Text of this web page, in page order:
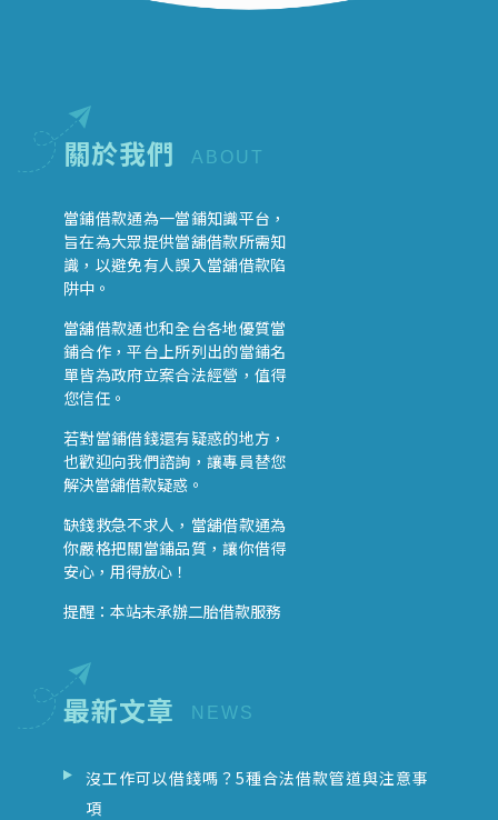
關於我們 ABOUT
當鋪借款通為一當鋪知識平台，
旨在為大眾提供當舖借款所需知
識，以避免有人誤入當舖借款陷
阱中。
當舖借款通也和全台各地優質當
鋪合作，平台上所列出的當鋪名
單皆為政府立案合法經營，值得
您信任。
若對當鋪借錢還有疑惑的地方，
也歡迎向我們諮詢，讓專員替您
解決當舖借款疑惑。
缺錢救急不求人，當舖借款通為
你嚴格把關當鋪品質，讓你借得
安心，用得放心！
提醒：本站未承辦二胎借款服務
最新文章
沒工作可以借錢嗎？5種合法借款管道與注意事
項